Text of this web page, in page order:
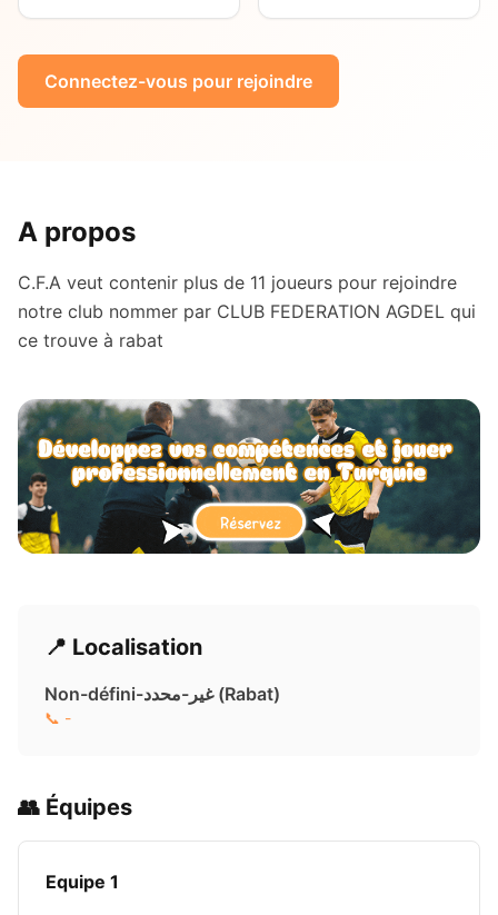
Connectez-vous pour rejoindre
A propos
C.F.A veut contenir plus de 11 joueurs pour rejoindre
notre club nommer par CLUB FEDERATION AGDEL qui
ce trouve à rabat
📍 Localisation
Non-défini-غير-محدد ( Rabat)
📞 -
👥 Équipes
Equipe 1